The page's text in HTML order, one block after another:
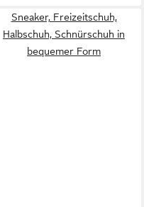
Sneaker, Freizeitschuh,
Halbschuh, Schnürschuh in
bequemer Form